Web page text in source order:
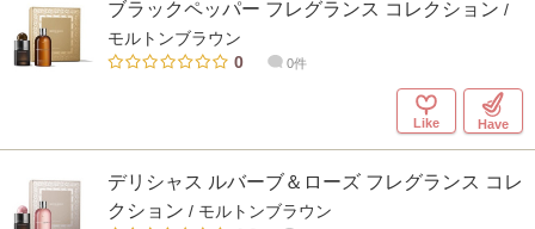
ブラックペッパー フレグランス コレクション /
モルトンブラウン
0
0件
Like Have
デリシャス ルバーブ＆ローズ フレグランス コレ
クション / モルトンブラウン